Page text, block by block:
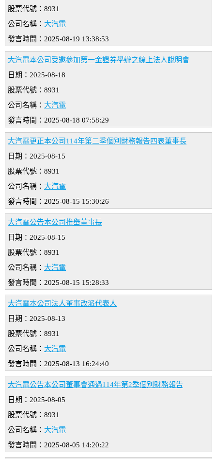
股票代號：8931
公司名稱： 大汽電
發言時間：2025-08-19 13:38:53
大汽電本公司受邀參加第一金證券舉辦之線上法人說明會
日期：2025-08-18
股票代號：8931
公司名稱： 大汽電
發言時間：2025-08-18 07:58:29
大汽電更正本公司114年第二季個別財務報告四表董事長
日期：2025-08-15
股票代號：8931
公司名稱： 大汽電
發言時間：2025-08-15 15:30:26
大汽電公告本公司推舉董事長
日期：2025-08-15
股票代號：8931
公司名稱： 大汽電
發言時間：2025-08-15 15:28:33
大汽電本公司法人董事改派代表人
日期：2025-08-13
股票代號：8931
公司名稱： 大汽電
發言時間：2025-08-13 16:24:40
大汽電公告本公司董事會通過114年第2季個別財務報告
日期：2025-08-05
股票代號：8931
公司名稱： 大汽電
發言時間：2025-08-05 14:20:22